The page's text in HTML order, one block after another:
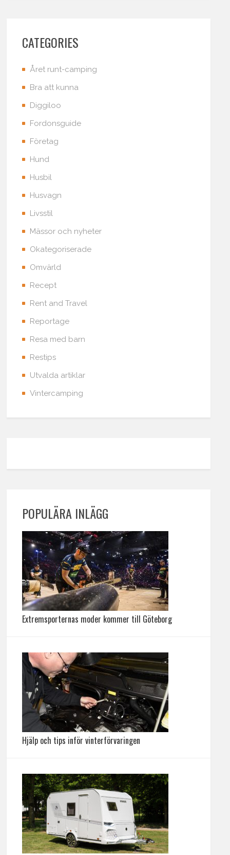
CATEGORIES
Året runt-camping
Bra att kunna
Diggiloo
Fordonsguide
Företag
Hund
Husbil
Husvagn
Livsstil
Mässor och nyheter
Okategoriserade
Omvärld
Recept
Rent and Travel
Reportage
Resa med barn
Restips
Utvalda artiklar
Vintercamping
POPULÄRA INLÄGG
Extremsporternas moder kommer till Göteborg
Hjälp och tips inför vinterförvaringen